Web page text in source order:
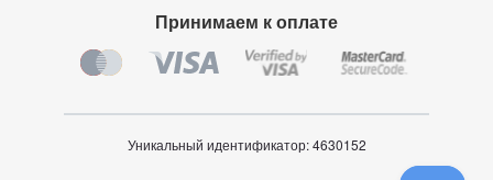
Принимаем к оплате
Уникальный идентификатор:4630152